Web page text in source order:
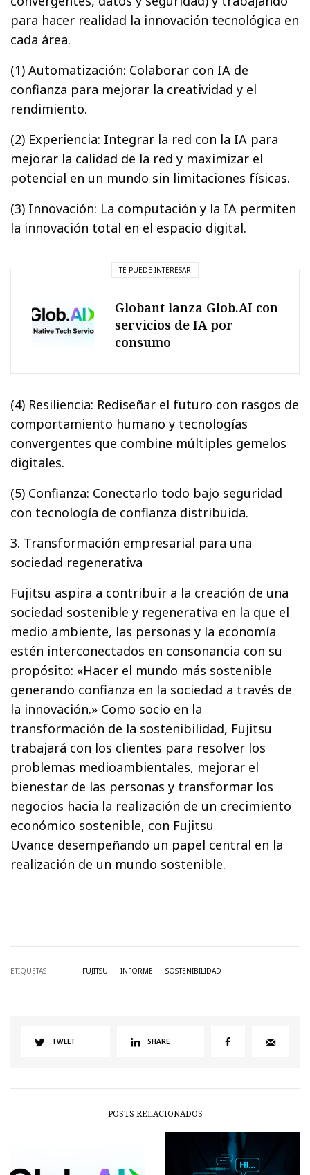
para hacer realidad la innovación tecnológica en
cada área.
(1) Automatización: Colaborar con IA de
confianza para mejorar la creatividad y el
rendimiento.
(2) Experiencia: Integrar la red con la IA para
mejorar la calidad de la red y maximizar el
potencial en un mundo sin limitaciones físicas.
(3) Innovación: La computación y la IA permiten
la innovación total en el espacio digital.
TE PUEDE INTERESAR
Globant lanza Glob.AI con
servicios de IA por
consumo
(4) Resiliencia: Rediseñar el futuro con rasgos de
comportamiento humano y tecnologías
convergentes que combine múltiples gemelos
digitales.
(5) Confianza: Conectarlo todo bajo seguridad
con tecnología de confianza distribuida.
3. Transformación empresarial para una
sociedad regenerativa
Fujitsu aspira a contribuir a la creación de una
sociedad sostenible y regenerativa en la que el
medio ambiente, las personas y la economía
estén interconectados en consonancia con su
propósito: «Hacer el mundo más sostenible
generando confianza en la sociedad a través de
la innovación.» Como socio en la
transformación de la sostenibilidad, Fujitsu
trabajará con los clientes para resolver los
problemas medioambientales, mejorar el
bienestar de las personas y transformar los
negocios hacia la realización de un crecimiento
económico sostenible, con Fujitsu
Uvance desempeñando un papel central en la
realización de un mundo sostenible.
ETIQUETAS FUJITSU INFORME SOSTENIBILIDAD
TWEET SHARE
POSTS RELACIONADOS